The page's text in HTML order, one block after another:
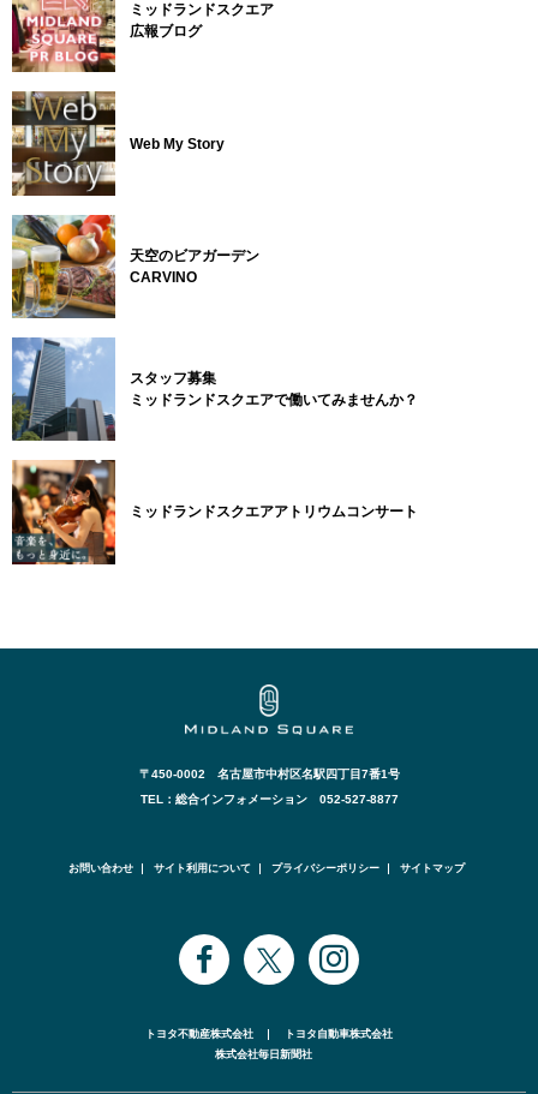
ミッドランドスクエア
広報ブログ
Web My Story
天空のビアガーデン
CARVINO
スタッフ募集
ミッドランドスクエアで働いてみませんか？
ミッドランドスクエアアトリウムコンサート
〒450-0002 名古屋市中村区名駅四丁目7番1号
TEL：総合インフォメーション 052-527-8877
お問い合わせ サイト利用について プライバシーポリシー サイトマップ
トヨタ不動産株式会社
トヨタ自動車株式会社
株式会社毎日新聞社